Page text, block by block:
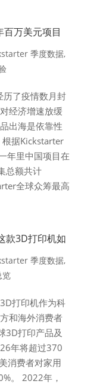
万美元项目
季度数据,
了疫情数月封
经济增速放缓
出海是依靠性
据Kickstarter
年里中国项目在
总额共计
全球众筹最高
款3D打印机如
季度数据,
览
打印机作为科
和海外消费者
3D打印产品及
年将超过370
消费者对家用
。 2022年，